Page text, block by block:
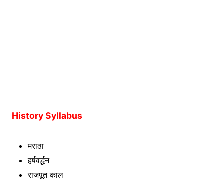
History Syllabus
मराठा
हर्षवर्द्धन
राजपूत काल